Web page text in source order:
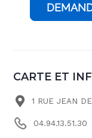
CARTE ET
1 RUE JEAN
04.94.13.51.30